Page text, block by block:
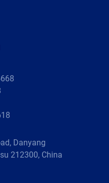
Danyang
212300, China